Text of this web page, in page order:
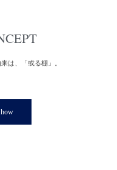
は、「或る棚」。
い暮らしであることが
、願いです。